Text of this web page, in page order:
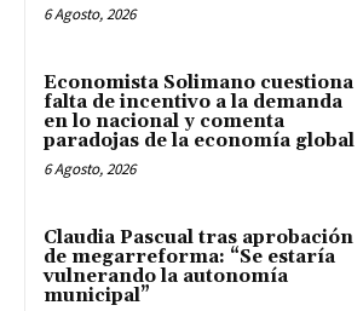
6 Agosto, 2026
Economista Solimano cuestiona
falta de incentivo a la demanda
en lo nacional y comenta
paradojas de la economía global
6 Agosto, 2026
Claudia Pascual tras aprobación
de megarreforma: “Se estaría
vulnerando la autonomía
municipal”